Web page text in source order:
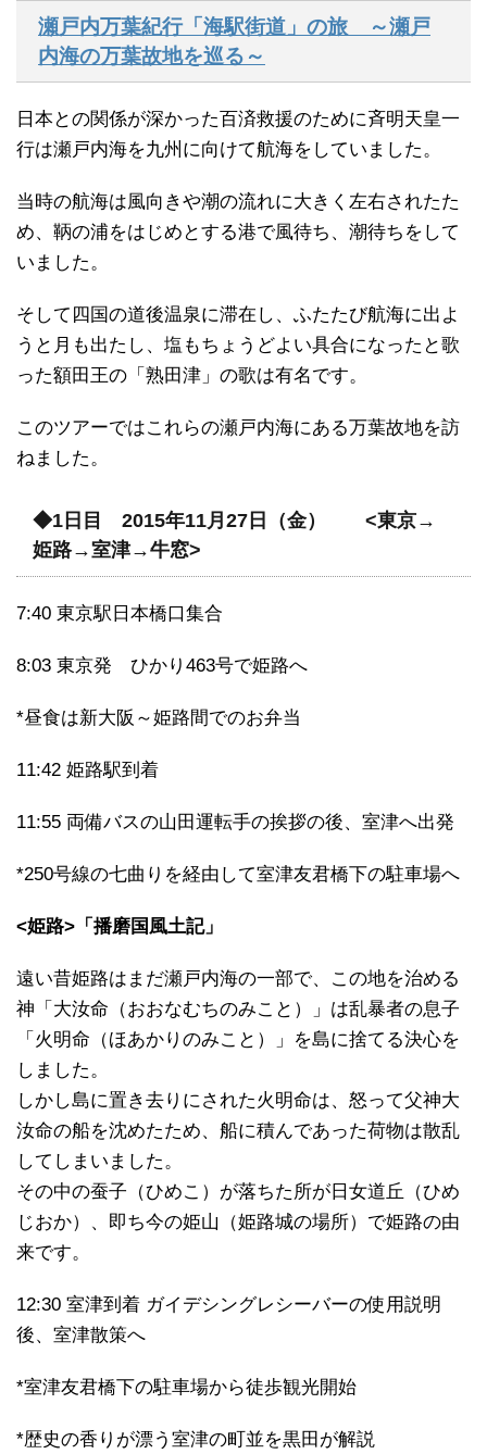
瀬戸内万葉紀行「海駅街道」の旅 ～瀬戸
内海の万葉故地を巡る～
日本との関係が深かった百済救援のために斉明天皇一
行は瀬戸内海を九州に向けて航海をしていました。
当時の航海は風向きや潮の流れに大きく左右されたた
め、鞆の浦をはじめとする港で風待ち、潮待ちをして
いました。
そして四国の道後温泉に滞在し、ふたたび航海に出よ
うと月も出たし、塩もちょうどよい具合になったと歌
った額田王の「熟田津」の歌は有名です。
このツアーではこれらの瀬戸内海にある万葉故地を訪
ねました。
◆1日目 2015年11月27日（金） <東京→
姫路→室津→牛窓>
7:40 東京駅日本橋口集合
8:03 東京発 ひかり463号で姫路へ
*昼食は新大阪～姫路間でのお弁当
11:42 姫路駅到着
11:55 両備バスの山田運転手の挨拶の後、室津へ出発
*250号線の七曲りを経由して室津友君橋下の駐車場へ
<姫路>「播磨国風土記」
遠い昔姫路はまだ瀬戸内海の一部で、この地を治める
神「大汝命（おおなむちのみこと）」は乱暴者の息子
「火明命（ほあかりのみこと）」を島に捨てる決心を
しました。
しかし島に置き去りにされた火明命は、怒って父神大
汝命の船を沈めたため、船に積んであった荷物は散乱
してしまいました。
その中の蚕子（ひめこ）が落ちた所が日女道丘（ひめ
じおか）、即ち今の姫山（姫路城の場所）で姫路の由
来です。
12:30 室津到着 ガイデシングレシーバーの使用説明
後、室津散策へ
*室津友君橋下の駐車場から徒歩観光開始
*歴史の香りが漂う室津の町並を黒田が解説